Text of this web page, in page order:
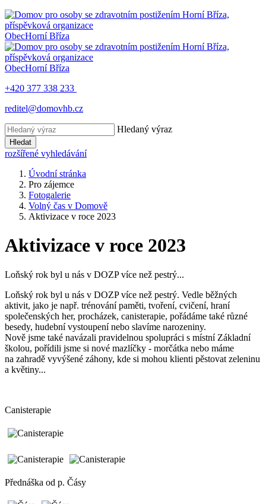
ObecHorní Bříza
ObecHorní Bříza
+420 377 338 233
reditel@domovhb.cz
Hledaný výraz
Hledat
rozšířené vyhledávání
Úvodní stránka
Pro zájemce
Fotogalerie
Volný čas v Domově
Aktivizace v roce 2023
Aktivizace v roce 2023
Loňský rok byl u nás v DOZP více než pestrý...
Loňský rok byl u nás v DOZP více než pestrý. Vedle běžných
aktivit, jako je např. trénování paměti, tvoření, cvičení, hraní
společenských her, procházek, canisterapie, pořádáme také různé
besedy, hudební vystoupení nebo slavíme narozeniny.
Nově jsme také navázali pravidelnou spolupráci s místní Základní
školou, pořídili jsme si nové mazlíčky - morčátka nebo máme
na zahradě vyvýšené záhony, kde si mohou klienti pěstovat zeleninu
a květiny...
Canisterapie
Přednáška od p. Čásy